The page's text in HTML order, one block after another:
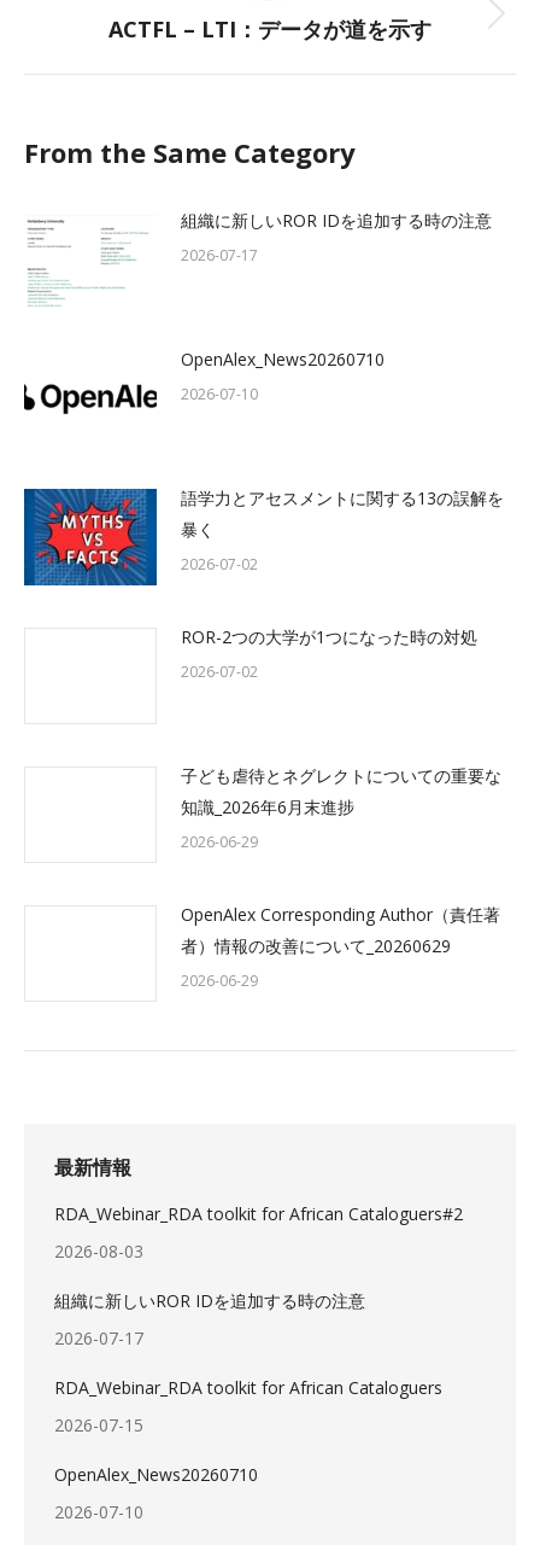
Next
ACTFL – LTI：データが道を示す
From the Same Category
組織に新しいROR IDを追加する時の注意
2026-07-17
OpenAlex_News20260710
2026-07-10
語学力とアセスメントに関する13の誤解を
暴く
2026-07-02
ROR-2つの大学が1つになった時の対処
2026-07-02
子ども虐待とネグレクトについての重要な
知識_2026年6月末進捗
2026-06-29
OpenAlex Corresponding Author（責任著
者）情報の改善について_20260629
2026-06-29
最新情報
RDA_Webinar_RDA toolkit for African Cataloguers#2
2026-08-03
組織に新しいROR IDを追加する時の注意
2026-07-17
RDA_Webinar_RDA toolkit for African Cataloguers
2026-07-15
OpenAlex_News20260710
2026-07-10